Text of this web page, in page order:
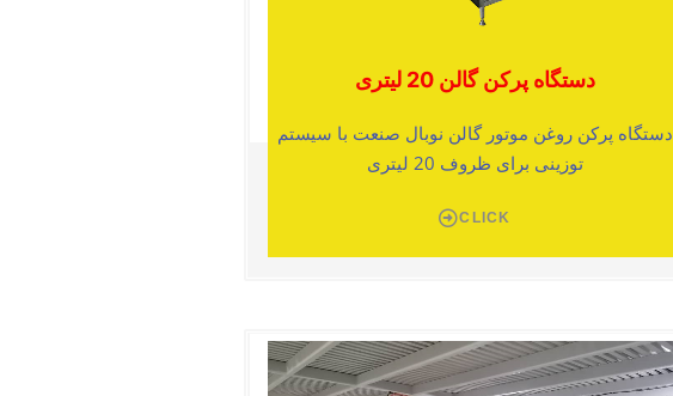
دستگاه پرکن گالن 20 لیتری
دستگاه پرکن روغن موتور گالن نوبال صنعت با سیستم
توزینی برای ظروف 20 لیتری
CLICK